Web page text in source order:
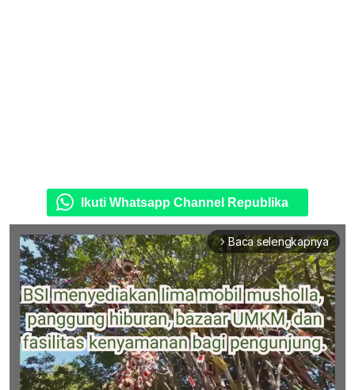
Ikuti Whatsapp Channel Republika
arrow_forward_ios Baca selengkapnya